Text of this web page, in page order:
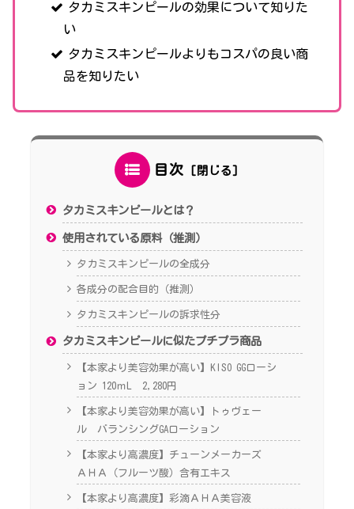
タカミスキンピールの効果について知りた
い
タカミスキンピールよりもコスパの良い商
品を知りたい
目次
タカミスキンピールとは？
使用されている原料（推測）
タカミスキンピールの全成分
各成分の配合目的（推測）
タカミスキンピールの訴求性分
タカミスキンピールに似たプチプラ商品
【本家より美容効果が高い】KISO GGローシ
ョン 120ｍL 2,280円
【本家より美容効果が高い】トゥヴェー
ル バランシングGAローション
【本家より高濃度】チューンメーカーズ
ＡＨＡ（フルーツ酸）含有エキス
【本家より高濃度】彩滴ＡＨＡ美容液